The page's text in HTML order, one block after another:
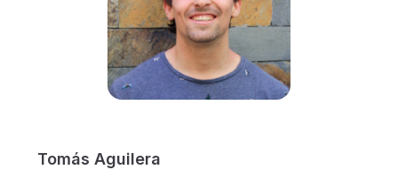
Tomás Aguilera